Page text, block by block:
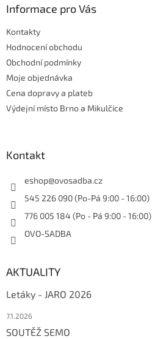
Informace pro Vás
Kontakty
Hodnocení obchodu
Obchodní podmínky
Moje objednávka
Cena dopravy a plateb
Výdejní místo Brno a Mikulčice
Kontakt
eshop@ovosadba.cz
545 226 090 (Po-Pá 9:00 - 16:00)
776 005 184 (Po - Pá 9:00 - 16:00)
OVO-SADBA
AKTUALITY
Letáky - JARO 2026
7.1.2026
SOUTĚŽ SEMO